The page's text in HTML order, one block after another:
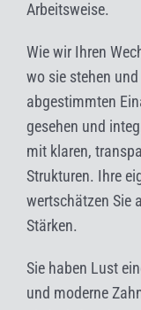
Arbeitsweise.
Wie wir Ihren
wo sie stehen
abgestimmten
gesehen und
mit klaren,
Strukturen. Ihre
wertschätzen Sie
Stärken.
Sie haben Lust
und moderne